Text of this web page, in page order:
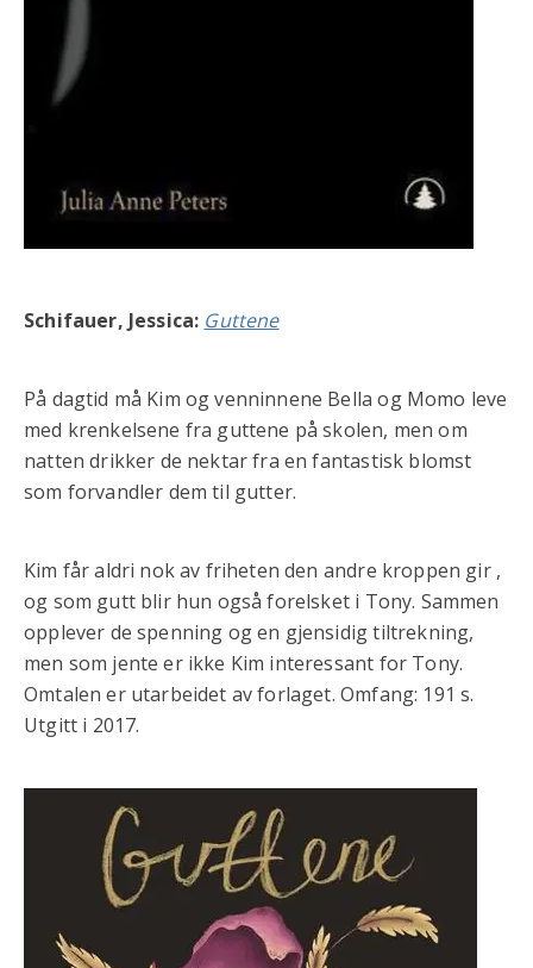
Schifauer, Jessica: Guttene
På dagtid må Kim og venninnene Bella og Momo leve
med krenkelsene fra guttene på skolen, men om
natten drikker de nektar fra en fantastisk blomst
som forvandler dem til gutter.
Kim får aldri nok av friheten den andre kroppen gir ,
og som gutt blir hun også forelsket i Tony. Sammen
opplever de spenning og en gjensidig tiltrekning,
men som jente er ikke Kim interessant for Tony.
Omtalen er utarbeidet av forlaget. Omfang: 191 s.
Utgitt i 2017.